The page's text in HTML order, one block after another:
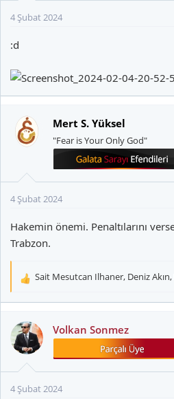
:
4 Şubat 2024
:d
Mert S. Yüksel
"Fear is Your Only God"
4 Şubat 2024
Hakemin önemi. Penaltılarını
Trabzon.
T
k
i
l
:
Sait Mesutcan Ilhaner, Deniz Akın,
Volkan Sonmez
4 Şubat 2024